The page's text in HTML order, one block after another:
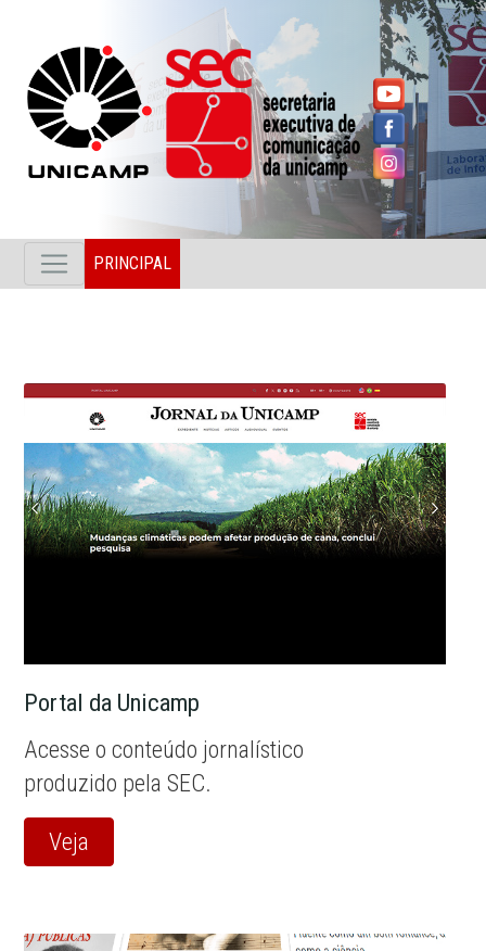
PRINCIPAL
Portal da Unicamp
Acesse o conteúdo jornalístico
produzido pela SEC.
Veja